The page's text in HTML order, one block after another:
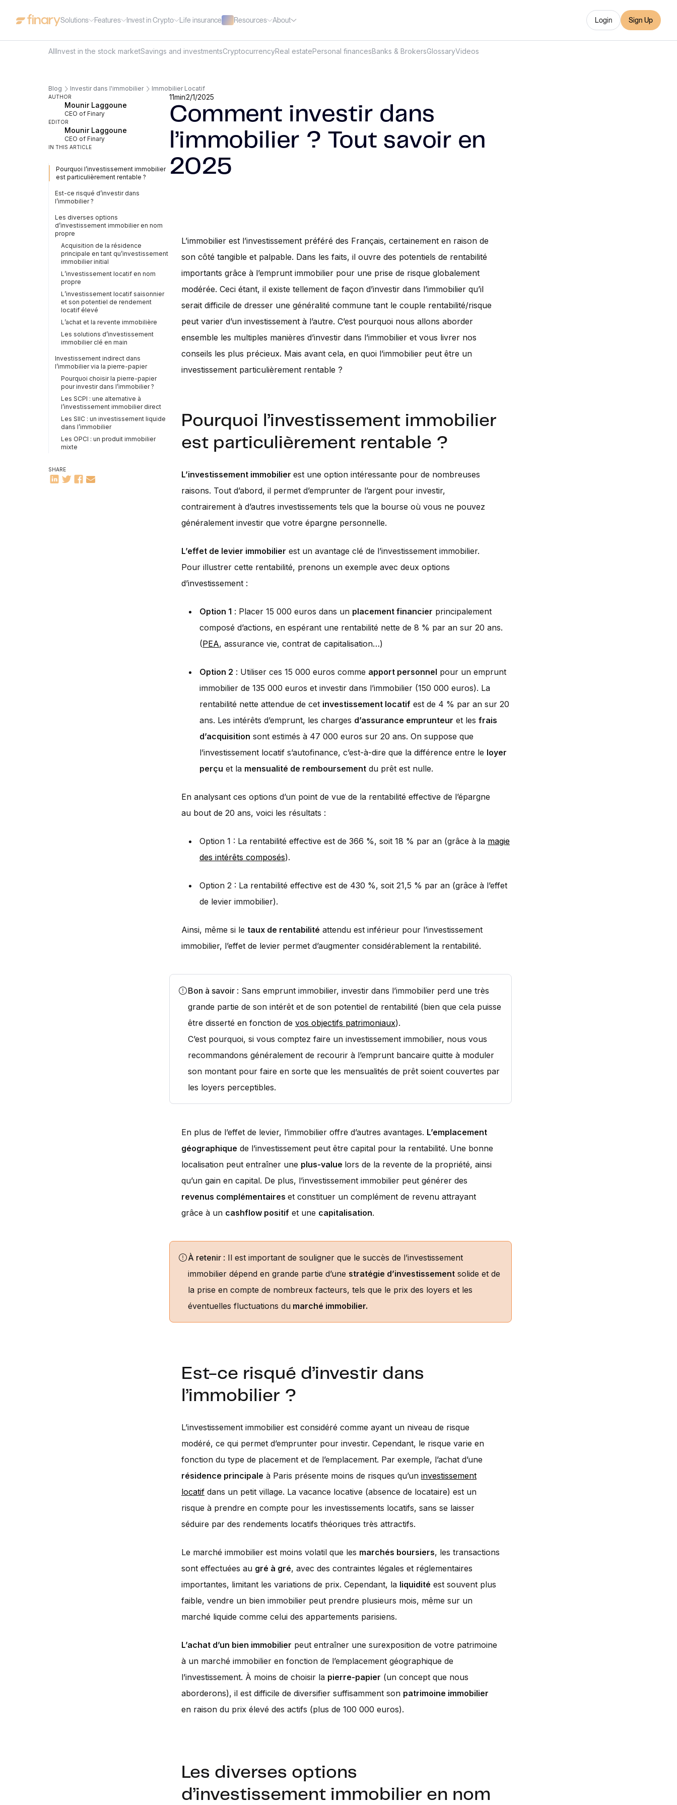
Solutions Features Invest in Crypto Life insurance Resources About Login Sign Up
AllInvest in the stock marketSavings and investmentsCryptocurrencyReal estatePersonal financesBanks & BrokersGlossaryVideos
Blog Investir dans l'immobilier Immobilier Locatif
AUTHOR
Mounir Laggoune
CEO of Finary
EDITOR
Mounir Laggoune
CEO of Finary
IN THIS ARTICLE
Pourquoi l’investissement immobilier
est particulièrement rentable ?
Est-ce risqué d’investir dans
l’immobilier ?
Les diverses options
d’investissement immobilier en nom
propre
Acquisition de la résidence
principale en tant qu’investissement
immobilier initial
L’investissement locatif en nom
propre
L’investissement locatif saisonnier
et son potentiel de rendement
locatif élevé
L’achat et la revente immobilière
Les solutions d’investissement
immobilier clé en main
Investissement indirect dans
l’immobilier via la pierre-papier
Pourquoi choisir la pierre-papier
pour investir dans l’immobilier ?
Les SCPI : une alternative à
l’investissement immobilier direct
Les SIIC : un investissement liquide
dans l’immobilier
Les OPCI : un produit immobilier
mixte
SHARE
11min2/1/2025
Comment investir dans
l’immobilier ? Tout savoir en
2025
L’immobilier est l’investissement préféré des Français, certainement en raison de
son côté tangible et palpable. Dans les faits, il ouvre des potentiels de rentabilité
importants grâce à l’emprunt immobilier pour une prise de risque globalement
modérée. Ceci étant, il existe tellement de façon d’investir dans l’immobilier qu’il
serait difficile de dresser une généralité commune tant le couple rentabilité/risque
peut varier d’un investissement à l’autre. C’est pourquoi nous allons aborder
ensemble les multiples manières d’investir dans l’immobilier et vous livrer nos
conseils les plus précieux. Mais avant cela, en quoi l’immobilier peut être un
investissement particulièrement rentable ?
Pourquoi l’investissement immobilier
est particulièrement rentable ?
L’investissement immobilier est une option intéressante pour de nombreuses
raisons. Tout d’abord, il permet d’emprunter de l’argent pour investir,
contrairement à d’autres investissements tels que la bourse où vous ne pouvez
généralement investir que votre épargne personnelle.
L’effet de levier immobilier est un avantage clé de l’investissement immobilier.
Pour illustrer cette rentabilité, prenons un exemple avec deux options
d’investissement :
Option 1 : Placer 15 000 euros dans un placement financier principalement
composé d’actions, en espérant une rentabilité nette de 8 % par an sur 20 ans.
(PEA, assurance vie, contrat de capitalisation…)
Option 2 : Utiliser ces 15 000 euros comme apport personnel pour un emprunt
immobilier de 135 000 euros et investir dans l’immobilier (150 000 euros). La
rentabilité nette attendue de cet investissement locatif est de 4 % par an sur 20
ans. Les intérêts d’emprunt, les charges d’assurance emprunteur et les frais
d’acquisition sont estimés à 47 000 euros sur 20 ans. On suppose que
l’investissement locatif s’autofinance, c’est-à-dire que la différence entre le loyer
perçu et la mensualité de remboursement du prêt est nulle.
En analysant ces options d’un point de vue de la rentabilité effective de l’épargne
au bout de 20 ans, voici les résultats :
Option 1 : La rentabilité effective est de 366 %, soit 18 % par an (grâce à la magie
des intérêts composés).
Option 2 : La rentabilité effective est de 430 %, soit 21,5 % par an (grâce à l’effet
de levier immobilier).
Ainsi, même si le taux de rentabilité attendu est inférieur pour l’investissement
immobilier, l’effet de levier permet d’augmenter considérablement la rentabilité.
Bon à savoir : Sans emprunt immobilier, investir dans l’immobilier perd une très
grande partie de son intérêt et de son potentiel de rentabilité (bien que cela puisse
être disserté en fonction de vos objectifs patrimoniaux).
C’est pourquoi, si vous comptez faire un investissement immobilier, nous vous
recommandons généralement de recourir à l’emprunt bancaire quitte à moduler
son montant pour faire en sorte que les mensualités de prêt soient couvertes par
les loyers perceptibles.
En plus de l’effet de levier, l’immobilier offre d’autres avantages. L’emplacement
géographique de l’investissement peut être capital pour la rentabilité. Une bonne
localisation peut entraîner une plus-value lors de la revente de la propriété, ainsi
qu’un gain en capital. De plus, l’investissement immobilier peut générer des
revenus complémentaires et constituer un complément de revenu attrayant
grâce à un cashflow positif et une capitalisation.
À retenir : Il est important de souligner que le succès de l’investissement
immobilier dépend en grande partie d’une stratégie d’investissement solide et de
la prise en compte de nombreux facteurs, tels que le prix des loyers et les
éventuelles fluctuations du marché immobilier.
Est-ce risqué d’investir dans
l’immobilier ?
L’investissement immobilier est considéré comme ayant un niveau de risque
modéré, ce qui permet d’emprunter pour investir. Cependant, le risque varie en
fonction du type de placement et de l’emplacement. Par exemple, l’achat d’une
résidence principale à Paris présente moins de risques qu’un investissement
locatif dans un petit village. La vacance locative (absence de locataire) est un
risque à prendre en compte pour les investissements locatifs, sans se laisser
séduire par des rendements locatifs théoriques très attractifs.
Le marché immobilier est moins volatil que les marchés boursiers, les transactions
sont effectuées au gré à gré, avec des contraintes légales et réglementaires
importantes, limitant les variations de prix. Cependant, la liquidité est souvent plus
faible, vendre un bien immobilier peut prendre plusieurs mois, même sur un
marché liquide comme celui des appartements parisiens.
L’achat d’un bien immobilier peut entraîner une surexposition de votre patrimoine
à un marché immobilier en fonction de l’emplacement géographique de
l’investissement. À moins de choisir la pierre-papier (un concept que nous
aborderons), il est difficile de diversifier suffisamment son patrimoine immobilier
en raison du prix élevé des actifs (plus de 100 000 euros).
Les diverses options
d’investissement immobilier en nom